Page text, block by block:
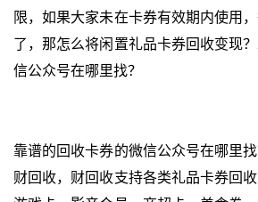
限，如果大家未在卡券有效期内使用
了，那怎么将闲置礼品卡券回收变现
信公众号在哪里找？
靠谱的回收卡券的微信公众号在哪里
财回收， 财回收支持各类礼品卡券回